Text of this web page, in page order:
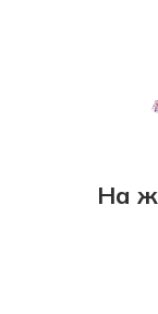
На